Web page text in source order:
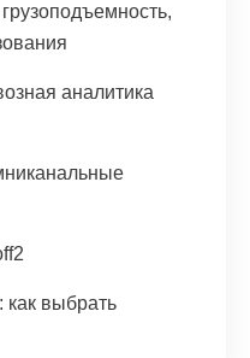
аналитика
выбрать